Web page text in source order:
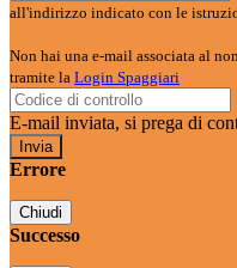
all'indirizzo indicato con le
Non hai una e-mail associata al
tramite la Login Spaggiari
E-mail inviata, si prega di
Errore
Chiudi
Successo